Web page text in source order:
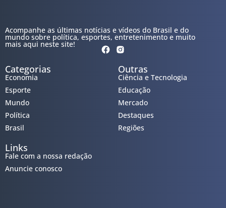
Acompanhe as últimas notícias e vídeos do Brasil e do
mundo sobre política, esportes, entretenimento e muito
mais aqui neste site!
Categorias
Economia
Esporte
Mundo
Política
Brasil
Outras
Ciência e Tecnologia
Educação
Mercado
Destaques
Regiões
Links
Fale com a nossa redação
Anuncie conosco